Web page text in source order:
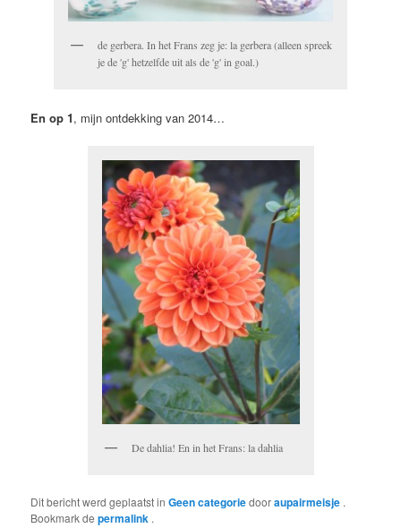
de gerbera. In het Frans zeg je: la gerbera (alleen spreek
je de 'g' hetzelfde uit als de 'g' in goal.)
En op 1, mijn ontdekking van 2014…
De dahlia! En in het Frans: la dahlia
Dit bericht werd geplaatst inGeen categoriedooraupairmeisje .
Bookmark depermalink .